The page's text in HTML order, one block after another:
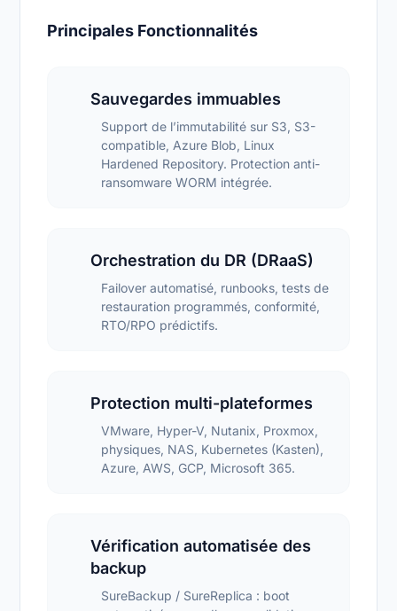
Principales Fonctionnalités
Sauvegardes immuables
Support de l’immutabilité sur S3, S3-
compatible, Azure Blob, Linux
Hardened Repository. Protection anti-
ransomware WORM intégrée.
Orchestration du DR (DRaaS)
Failover automatisé, runbooks, tests de
restauration programmés, conformité,
RTO/RPO prédictifs.
Protection multi-plateformes
VMware, Hyper-V, Nutanix, Proxmox,
physiques, NAS, Kubernetes (Kasten),
Azure, AWS, GCP, Microsoft 365.
Vérification automatisée des
backup
SureBackup / SureReplica : boot